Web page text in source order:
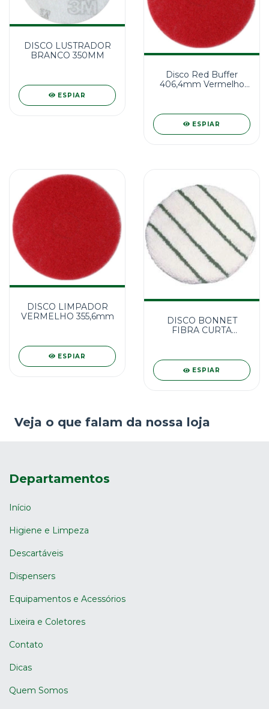
DISCO LUSTRADOR
BRANCO 350MM
ESPIAR
Disco Red Buffer
406,4mm Vermelho
ESPIAR
DISCO LIMPADOR
VERMELHO 355,6mm
ESPIAR
DISCO BONNET
FIBRA CURTA
ESPIAR
Veja o que falam da nossa loja
Departamentos
Início
Higiene e Limpeza
Descartáveis
Dispensers
Equipamentos e Acessórios
Lixeira e Coletores
Contato
Dicas
Quem Somos